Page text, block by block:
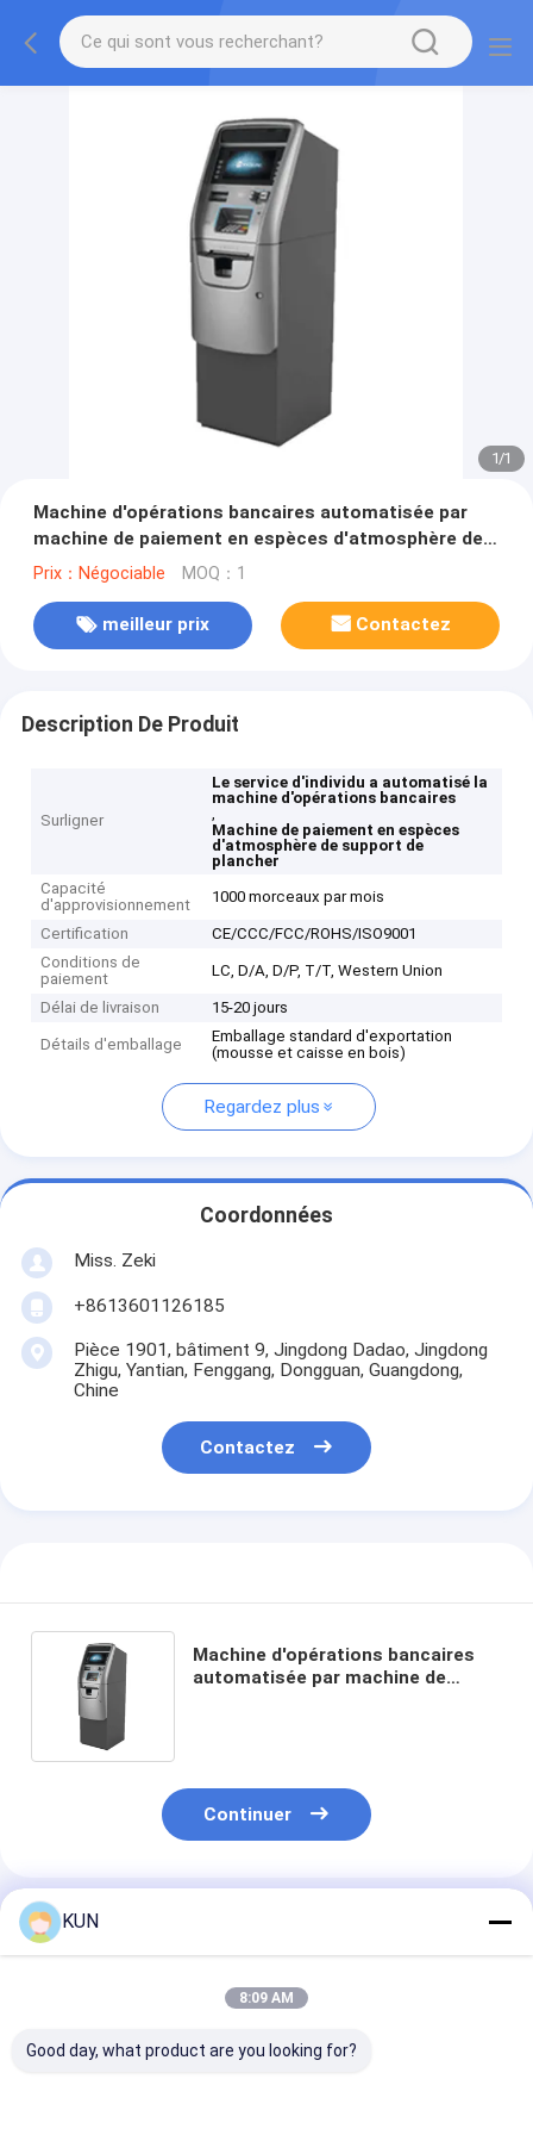
1/1
Machine d'opérations bancaires automatisée par
machine de paiement en espèces d'atmosphère de
service d'individu
Prix：Négociable MOQ：1
meilleur prix Contactez
Description De Produit
Surligner
Le service d'individu a automatisé la
machine d'opérations bancaires
,
Machine de paiement en espèces
d'atmosphère de support de
plancher
Capacité
d'approvisionnement
1000 morceaux par mois
Certification
CE/CCC/FCC/ROHS/ISO9001
Conditions de
paiement
LC, D/A, D/P, T/T, Western Union
Délai de livraison 15-20 jours
Détails d'emballage
Emballage standard d'exportation
(mousse et caisse en bois)
Regardez plus
Coordonnées
Miss. Zeki
+8613601126185
Pièce 1901, bâtiment 9, Jingdong Dadao, Jingdong
Zhigu, Yantian, Fenggang, Dongguan, Guangdong,
Chine
Contactez
Machine d'opérations bancaires
automatisée par machine de
Continuer
Produits Recommandés
KUN
8:09 AM
Good day, what product are you looking for?